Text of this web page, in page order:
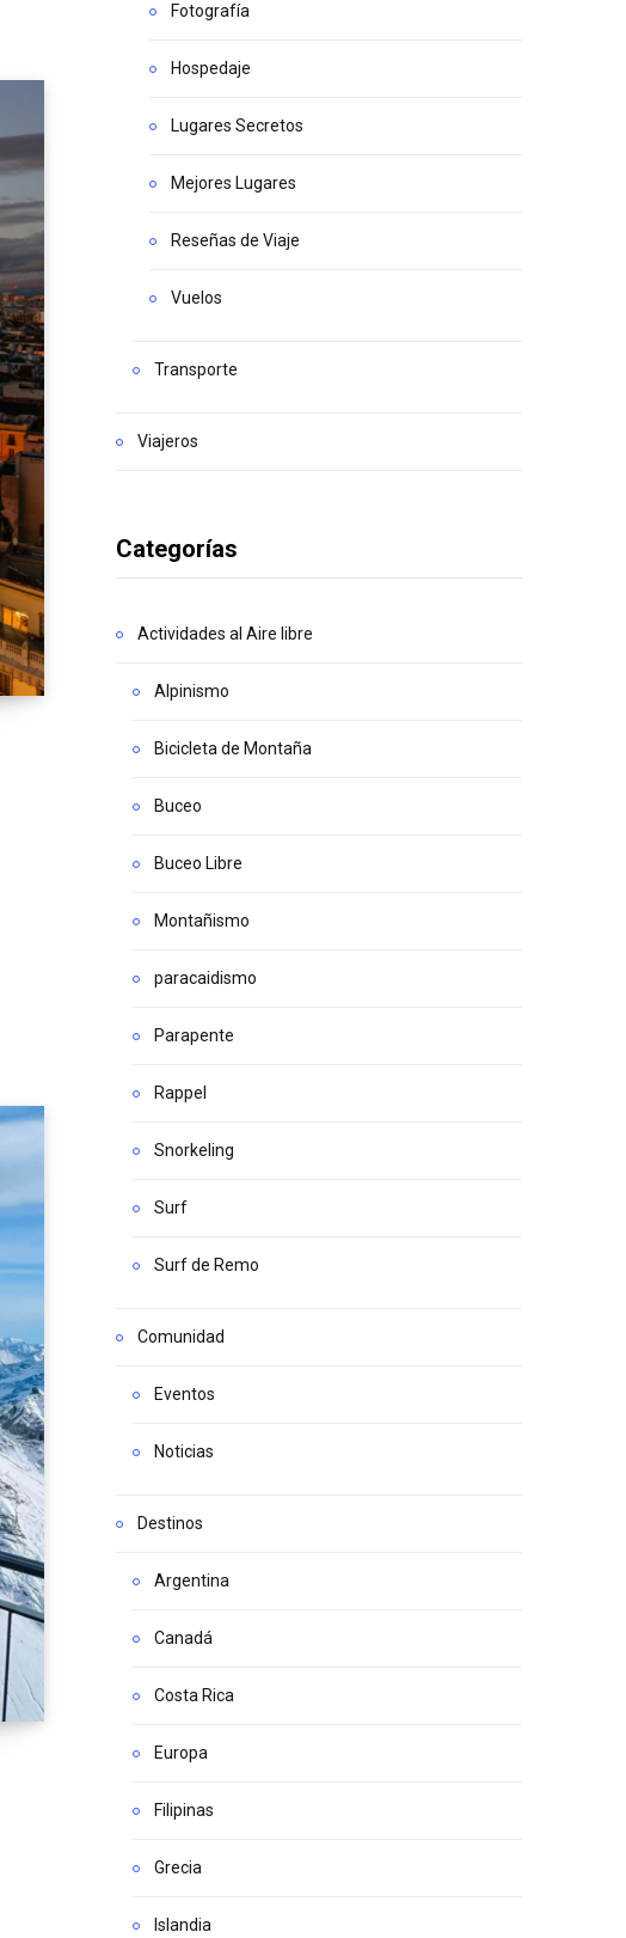
Fotografía
Hospedaje
Lugares Secretos
Mejores Lugares
Reseñas de Viaje
Vuelos
Transporte
Viajeros
Categorías
Actividades al Aire libre
Alpinismo
Bicicleta de Montaña
Buceo
Buceo Libre
Montañismo
paracaidismo
Parapente
Rappel
Snorkeling
Surf
Surf de Remo
Comunidad
Eventos
Noticias
Destinos
Argentina
Canadá
Costa Rica
Europa
Filipinas
Grecia
Islandia